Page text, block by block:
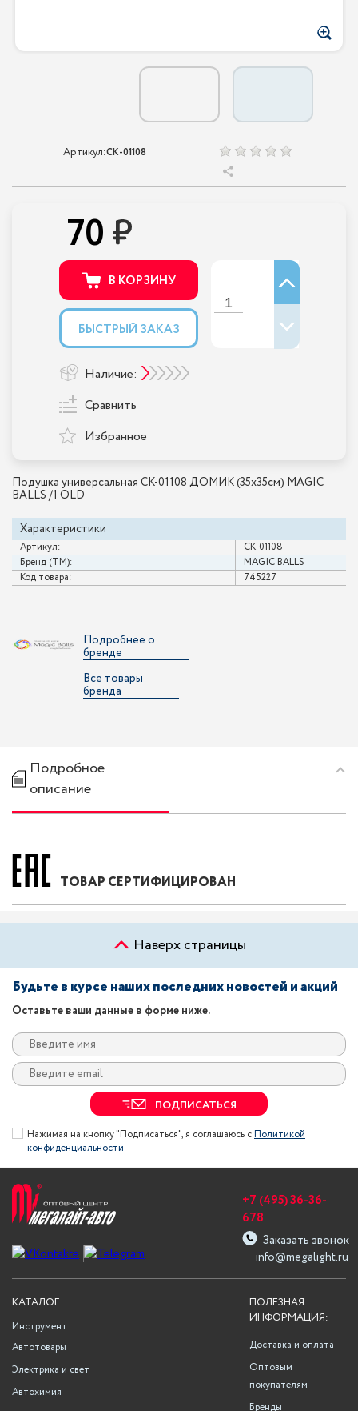
Артикул:CK-01108
Подушка универсальная CK-01108 ДОМИК (35х35см) MAGIC
BALLS /1 OLD
Характеристики
Артикул:
CK-01108
Бренд (ТМ):
MAGIC BALLS
Код товара:
745227
70
В КОРЗИНУ
БЫСТРЫЙ ЗАКАЗ
Наличие:
Сравнить
Избранное
Подробнее о
бренде
Все товары
бренда
Подробное
описание
ТОВАР СЕРТИФИЦИРОВАН
Наверх страницы
Будьте в курсе наших последних новостей и акций
Оставьте ваши данные в форме ниже.
ПОДПИСАТЬСЯ
Нажимая на кнопку "Подписаться", я соглашаюсь сПолитикой
конфиденциальности
info@megalight.ru
+7 (495) 36-36-
678
Заказать звонок
ПОЛЕЗНАЯ
ИНФОРМАЦИЯ:
Доставка и оплата
Оптовым
покупателям
Бренды
КАТАЛОГ:
Инструмент
Автотовары
Электрика и свет
Автохимия